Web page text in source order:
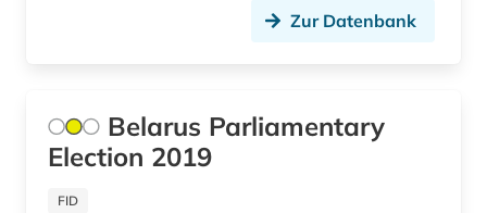
Zur Datenbank
Belarus Parliamentary
Election 2019
FID